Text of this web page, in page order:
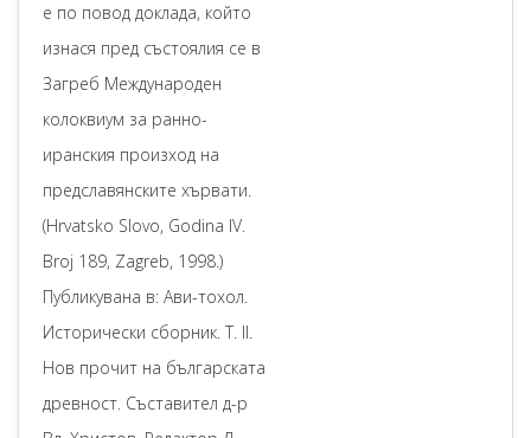
е по повод доклада, който
изнася пред състоялия се в
Загреб Международен
колоквиум за ранно-
иранския произход на
предславянските хървати.
(Hrvatsko Slovo, Godina IV.
Broj 189, Zagreb, 1998.)
Публикувана в: Ави-тохол.
Исторически сборник. Т. II.
Нов прочит на българската
древност. Съставител д-р